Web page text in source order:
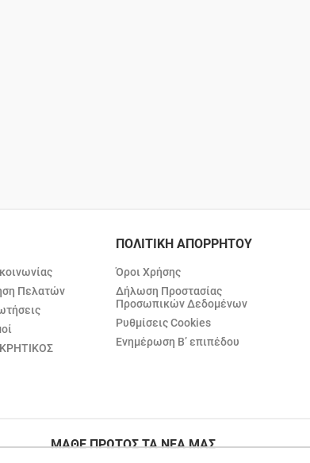
Πελατών
ΠΟΛΙΤΙΚΗ ΑΠΟΡΡΗΤΟΥ
Όροι Χρήσης
Δήλωση Προστασίας
Προσωπικών Δεδομένων
Ρυθμίσεις Cookies
Ενημέρωση Β’ επιπέδου
ΜΑΘΕ ΠΡΩΤΟΣ ΤΑ ΝΕΑ ΜΑΣ